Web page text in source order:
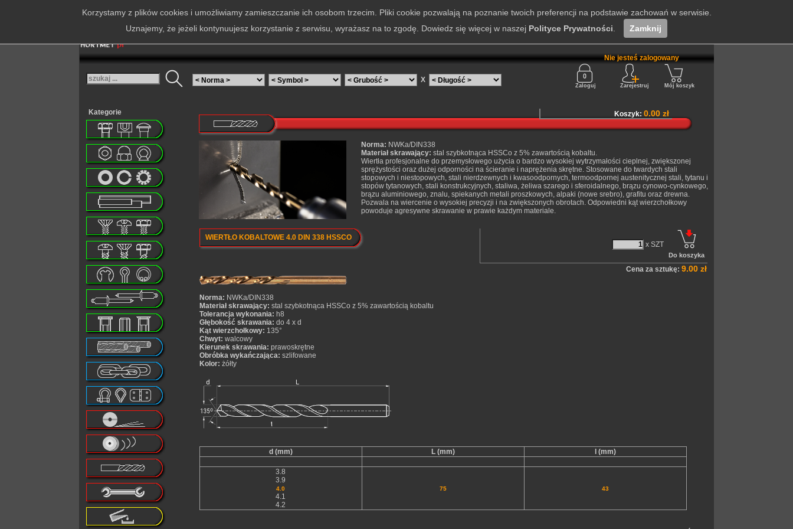
X
Nie jesteś zalogowany
Zaloguj Zarejestruj Mój koszyk
Kategorie
Norma: NWKa/DIN338
Materiał skrawający: stal szybkotnąca HSSCo z 5% zawartością kobaltu.
Wiertła profesjonalne do przemysłowego użycia o bardzo wysokiej wytrzymałości cieplnej, zwiększonej
sprężystości oraz dużej odporności na ścieranie i naprężenia skrętne. Stosowane do twardych stali
stopowych i niestopowych, stali nierdzewnych i kwasoodpornych, termoodpornej austenitycznej stali, tytanu i
stopów tytanowych, stali konstrukcyjnych, staliwa, żeliwa szarego i sferoidalnego, brązu cynowo-cynkowego,
brązu aluminiowego, znalu, spiekanych metali proszkowych, alpaki (nowe srebro), grafitu oraz drewna.
Pozwala na wiercenie o wysokiej precyzji i na zwiększonych obrotach. Odpowiedni kąt wierzchołkowy
powoduje agresywne skrawanie w prawie każdym materiale.
WIERTŁO KOBALTOWE 4.0 DIN 338 HSSCO
Norma: NWKa/DIN338
Materiał skrawający: stal szybkotnąca HSSCo z 5% zawartością kobaltu
Tolerancja wykonania: h8
Głębokość skrawania: do 4 x d
Kąt wierzchołkowy: 135°
Chwyt: walcowy
Kierunek skrawania: prawoskrętne
Obróbka wykańczająca: szlifowane
Kolor: żółty
x SZT
Cena za sztukę: 9.00 zł
d (mm) L (mm) l (mm)
3.8
3.9
4.0
4.1
4.2
75 43
Koszyk: 0.00 zł
Korzystamy z plików cookies i umożliwiamy zamieszczanie ich osobom trzecim. Pliki cookie pozwalają na poznanie twoich preferencji na podstawie zachowań w serwisie.
Uznajemy, że jeżeli kontynuujesz korzystanie z serwisu, wyrażasz na to zgodę. Dowiedz się więcej w naszej Polityce Prywatności Zamknij